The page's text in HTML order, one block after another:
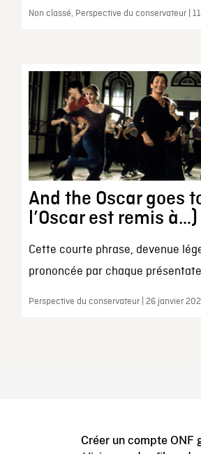
Non classé, Perspective du conservateur |
And the Oscar goes
l’Oscar est remis à…)
Cette courte phrase, devenue
prononcée par chaque
Perspective du conservateur | 26 janvier
Créer un compte ONF